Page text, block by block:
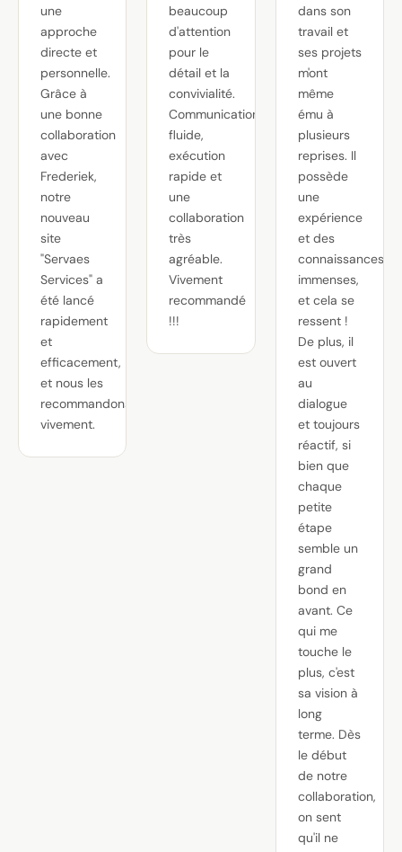
une
approche
directe et
personnelle.
Grâce à
une bonne
collaboration
avec
Frederiek,
notre
nouveau
site
"Servaes
Services" a
été lancé
rapidement
et
efficacement,
et nous les
recommandons
vivement.
beaucoup
d'attention
pour le
détail et la
convivialité.
Communication
fluide,
exécution
rapide et
une
collaboration
très
agréable.
Vivement
recommandé
!!!
dans son
travail et
ses projets
m'ont
même
ému à
plusieurs
reprises. Il
possède
une
expérience
et des
connaissances
immenses,
et cela se
ressent !
De plus, il
est ouvert
au
dialogue
et toujours
réactif, si
bien que
chaque
petite
étape
semble un
grand
bond en
avant. Ce
qui me
touche le
plus, c'est
sa vision à
long
terme. Dès
le début
de notre
collaboration,
on sent
qu'il ne